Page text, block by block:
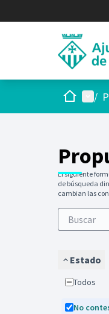
InicioMenú
/
El siguiente
de búsqueda
cambian las
Estado
Todos
No